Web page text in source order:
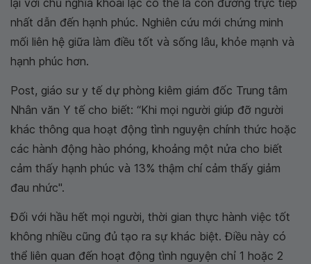
lại với chủ nghĩa khoái lạc có thể là con đường trực tiếp
nhất dẫn đến hạnh phúc. Nghiên cứu mới chứng minh
mối liên hệ giữa làm điều tốt và sống lâu, khỏe mạnh và
hạnh phúc hơn.
Post, giáo sư y tế dự phòng kiêm giám đốc Trung tâm
Nhân văn Y tế cho biết: “Khi mọi người giúp đỡ người
khác thông qua hoạt động tình nguyện chính thức hoặc
các hành động hào phóng, khoảng một nửa cho biết
cảm thấy hạnh phúc và 13% thậm chí cảm thấy giảm
đau nhức".
Đối với hầu hết mọi người, thời gian thực hành việc tốt
không nhiều cũng đủ tạo ra sự khác biệt. Điều này có
thể liên quan đến hoạt động tình nguyện chỉ 1 hoặc 2